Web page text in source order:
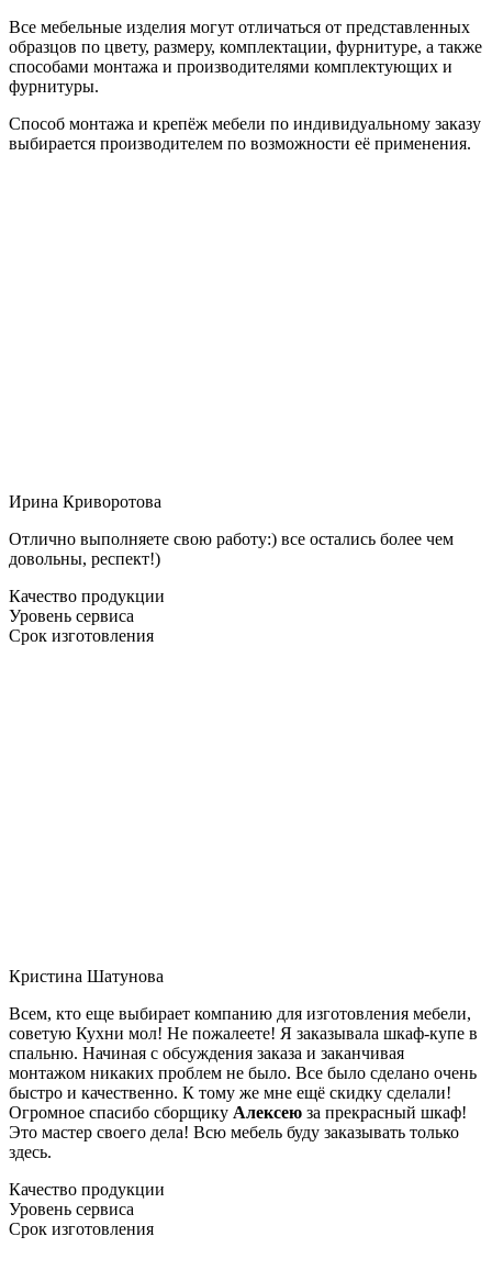
Все мебельные изделия могут отличаться от представленных
образцов по цвету, размеру, комплектации, фурнитуре, а также
способами монтажа и производителями комплектующих и
фурнитуры.
Способ монтажа и крепёж мебели по индивидуальному заказу
выбирается производителем по возможности её применения.
Ирина Криворотова
Отлично выполняете свою работу:) все остались более чем
довольны, респект!)
Качество продукции
Уровень сервиса
Срок изготовления
Кристина Шатунова
Всем, кто еще выбирает компанию для изготовления мебели,
советую Кухни мол! Не пожалеете! Я заказывала шкаф-купе в
спальню. Начиная с обсуждения заказа и заканчивая
монтажом никаких проблем не было. Все было сделано очень
быстро и качественно. К тому же мне ещё скидку сделали!
Огромное спасибо сборщику Алексею за прекрасный шкаф!
Это мастер своего дела! Всю мебель буду заказывать только
здесь.
Качество продукции
Уровень сервиса
Срок изготовления